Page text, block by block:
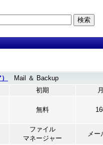
Mail ＆ Backup
初期
無料
ファイル
マネージャー
メー